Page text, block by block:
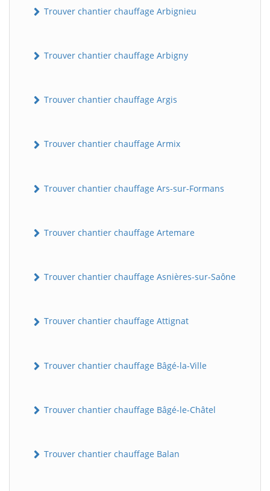
Trouver chantier chauffage Arbignieu
Trouver chantier chauffage Arbigny
Trouver chantier chauffage Argis
Trouver chantier chauffage Armix
Trouver chantier chauffage Ars-sur-Formans
Trouver chantier chauffage Artemare
Trouver chantier chauffage Asnières-sur-Saône
Trouver chantier chauffage Attignat
Trouver chantier chauffage Bâgé-la-Ville
Trouver chantier chauffage Bâgé-le-Châtel
Trouver chantier chauffage Balan